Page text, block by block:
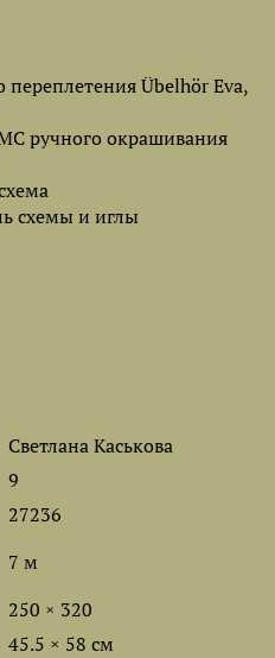
Übelhör Eva,
ручного окрашивания
схемы и иглы
Светлана Каськова
9
27236
7 м
250 × 320
45.5 × 58 см